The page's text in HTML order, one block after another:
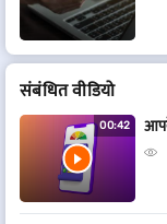
संबं​धित वीडियो
00:42